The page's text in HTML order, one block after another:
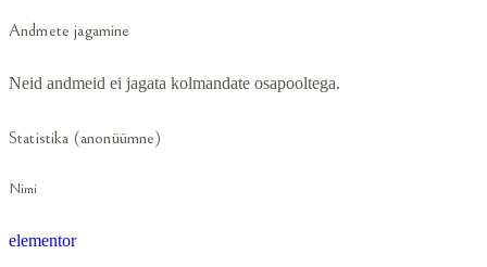
Andmete jagamine
Neid andmeid ei jagata kolmandate osapooltega.
Statistika (anonüümne)
Nimi
elementor